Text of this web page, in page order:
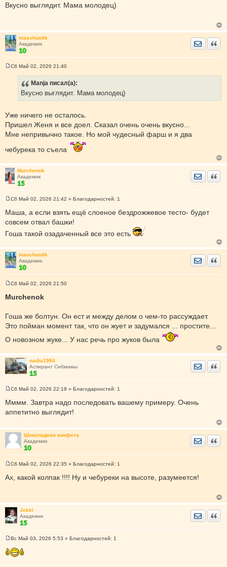
о
н
и
е
Вкусно выглядит. Мама молодец)
maschustik
Академик
и
е
Сб Май 02, 2026 21:40
Manja писал(а):
Вкусно выглядит. Мама молодец)
Уже ничего не осталось.
Пришел Женя и все доел. Сказал очень очень вкусно...
Мне непривычно такое. Но мой чудесный фарш и я два
чебурека то съела
Murchenok
Академик
о
б
е
и
е
Сб Май 02, 2026 21:42 » Благодарностей: 1
Маша, а если взять ещё слоеное бездрожжевое тесто- будет
совсем отвал башки!
Гоша такой озадаченный все это есть
maschustik
Академик
о
е
н
Сб Май 02, 2026 21:50
Murchenok
Гоша же болтун. Он ест и между делом о чем-то рассуждает.
Это пойман момент так, что он жует и задумался ... простите...
О новозном жуке... У нас речь про жуков была
nadia1984
Аспирант Сибмамы
о
б
н
и
е
Сб Май 02, 2026 22:19 » Благодарностей: 1
Мммм. Завтра надо последовать вашему примеру. Очень
аппетитно выглядит!
Шоколадная конфета
Академик
о
н
и
е
Сб Май 02, 2026 22:35 » Благодарностей: 1
Ах, какой колпак !!!! Ну и чебуреки на высоте, разумеется!
Jekki
Академик
о
о
Вс Май 03, 2026 5:53 » Благодарностей: 1